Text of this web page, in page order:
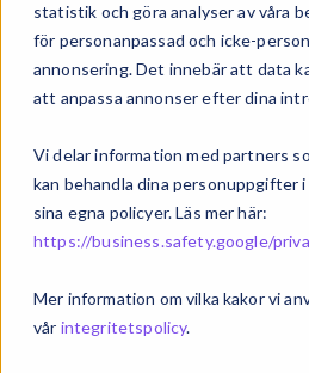
statistik och göra analyser av våra
för personanpassad och icke-
annonsering. Det innebär att data
att anpassa annonser efter dina
Vi delar information med partners
kan behandla dina personuppgifter
sina egna policyer. Läs mer här:
https://business.safety.google/
Mer information om vilka kakor vi
vår integritetspolicy.